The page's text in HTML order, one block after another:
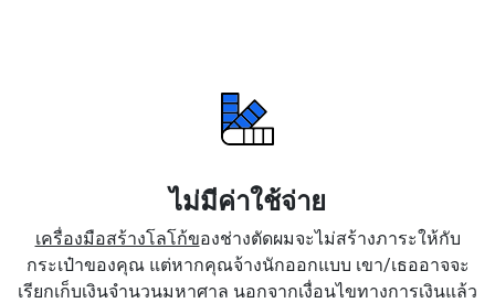
ไม่มีค่าใช้จ่าย
เครื่องมือสร้างโลโก้ของช่างตัดผมจะไม่สร้างภาระให้กับ
กระเป๋าของคุณ แต่หากคุณจ้างนักออกแบบ เขา/เธออาจจะ
เรียกเก็บเงินจำนวนมหาศาล นอกจากเงื่อนไขทางการเงินแล้ว